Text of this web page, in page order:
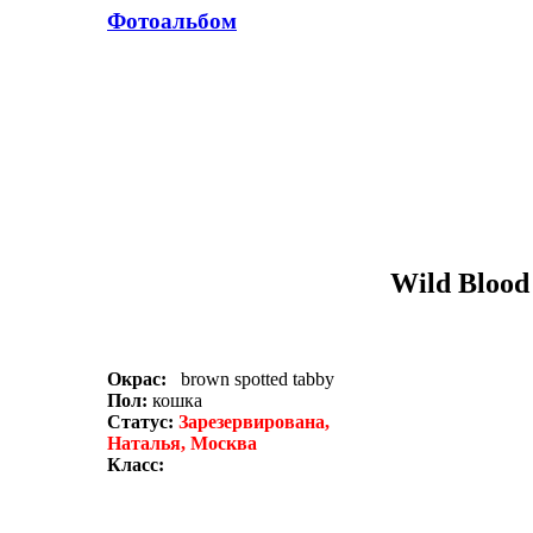
Фотоальбом
Wild Blood
Окрас: brown spotted tabby
Пол: кошка
Статус: Зарезервирована,
Наталья, Москва
Класс: